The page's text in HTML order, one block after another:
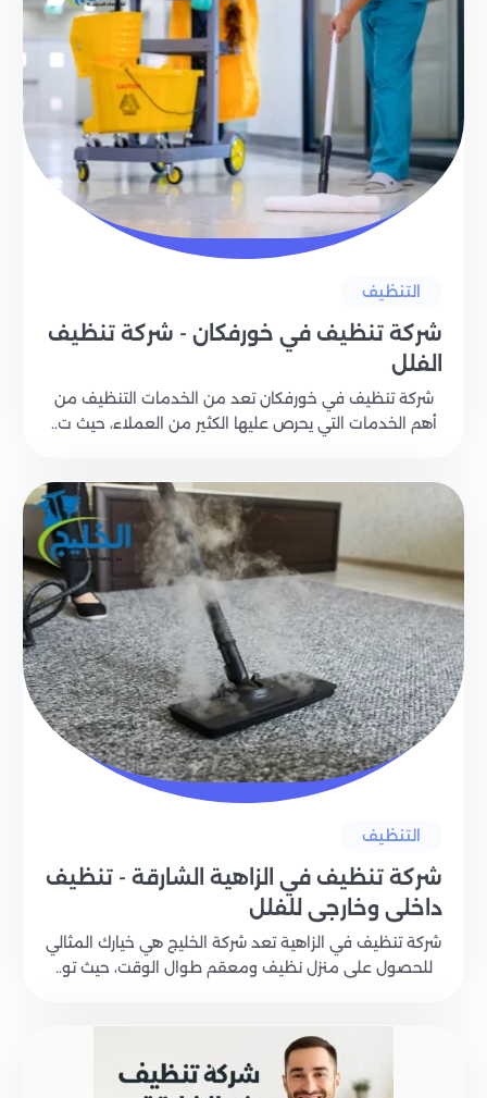
التنظيف
شركة تنظيف في خورفكان - شركة تنظيف
الفلل
شركة تنظيف في خورفكان تعد من الخدمات التنظيف من
أهم الخدمات التي يحرص عليها الكثير من العملاء، حيث ت..
التنظيف
شركة تنظيف في الزاهية الشارقة - تنظيف
داخلي وخارجي للفلل
شركة تنظيف في الزاهية تعد شركة الخليج هي خيارك المثالي
للحصول على منزل نظيف ومعقم طوال الوقت، حيث تو..